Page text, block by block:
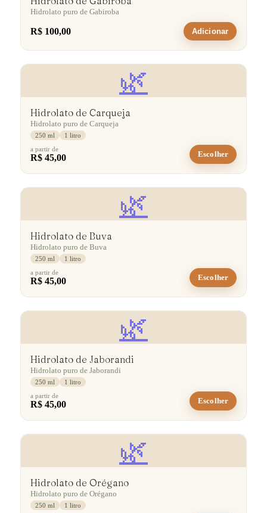
Hidrolato puro de Gabiroba
R$ 100,00 Adicionar
🌿
Hidrolato de Carqueja
Hidrolato puro de Carqueja
250 ml
1 litro
a partir de
R$ 45,00 Escolher
🌿
Hidrolato de Buva
Hidrolato puro de Buva
250 ml
1 litro
a partir de
R$ 45,00 Escolher
🌿
Hidrolato de Jaborandi
Hidrolato puro de Jaborandi
250 ml
1 litro
a partir de
R$ 45,00 Escolher
🌿
Hidrolato de Orégano
Hidrolato puro de Orégano
250 ml
1 litro